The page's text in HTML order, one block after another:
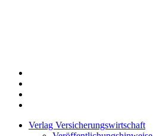
Verlag Versicherungswirtschaft